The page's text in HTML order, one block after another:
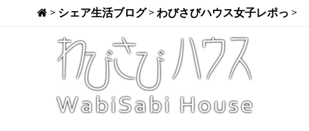
> シェア生活ブログ> わびさびハウス女子レポっ >